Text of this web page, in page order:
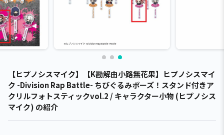
【ヒプノシスマイク】【K勘解由小路無花果】ヒプノシスマイ
ク -Division Rap Battle- ちびぐるみポーズ！スタンド付きア
クリルフォトスティックvol.2 / キャラクター小物 (ヒプノシス
マイク) の紹介